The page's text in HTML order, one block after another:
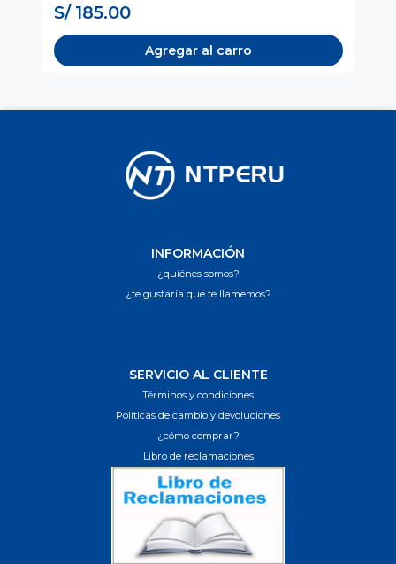
S/ 185.00
Agregar al carro
INFORMACIÓN
¿quiénes somos?
¿te gustaría que te llamemos?
SERVICIO AL CLIENTE
Términos y condiciones
Políticas de cambio y devoluciones
¿cómo comprar?
Libro de reclamaciones